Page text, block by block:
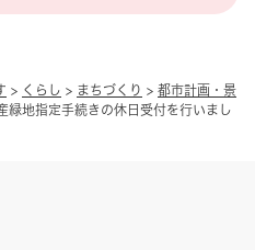
> くらし > まちづくり > 都市計画・景
緑地指定手続きの休日受付を行いまし